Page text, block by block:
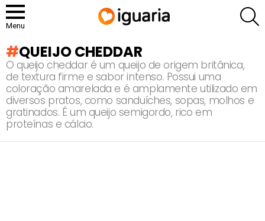
Menu
QUEIJO CHEDDAR
O queijo cheddar é um queijo de origem britânica,
de textura firme e sabor intenso. Possui uma
coloração amarelada e é amplamente utilizado em
diversos pratos, como sanduíches, sopas, molhos e
gratinados. É um queijo semigordo, rico em
proteínas e cálcio.